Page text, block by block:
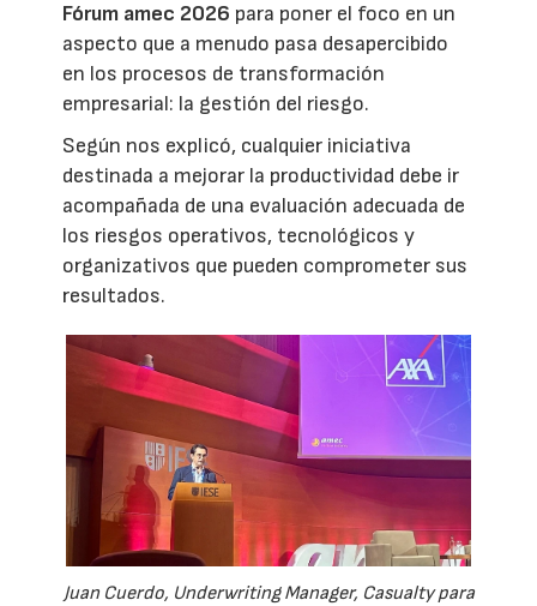
Fórum amec 2026 para poner el foco en un
aspecto que a menudo pasa desapercibido
en los procesos de transformación
empresarial: la gestión del riesgo.
Según nos explicó, cualquier iniciativa
destinada a mejorar la productividad debe ir
acompañada de una evaluación adecuada de
los riesgos operativos, tecnológicos y
organizativos que pueden comprometer sus
resultados.
Juan Cuerdo, Underwriting Manager, Casualty para